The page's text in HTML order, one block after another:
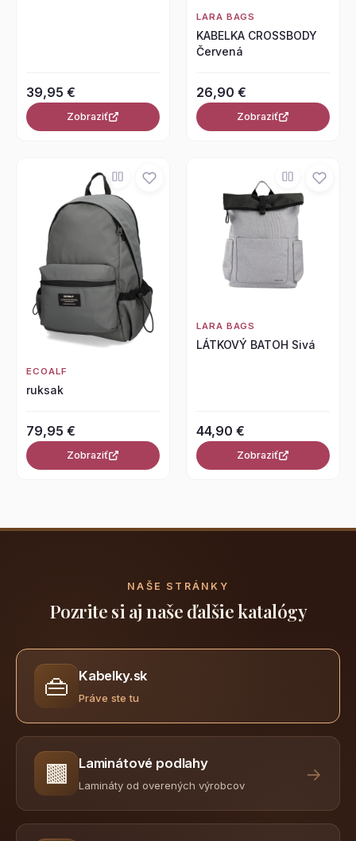
39,95 €
Zobraziť
LARA BAGS
KABELKA CROSSBODY
Červená
26,90 €
Zobraziť
ECOALF
ruksak
79,95 €
Zobraziť
LARA BAGS
LÁTKOVÝ BATOH Sivá
44,90 €
Zobraziť
NAŠE STRÁNKY
Pozrite si aj naše ďalšie katalógy
👜 Kabelky.sk
Práve ste tu
🟫 Laminátové podlahy
Lamináty od overených výrobcov
→